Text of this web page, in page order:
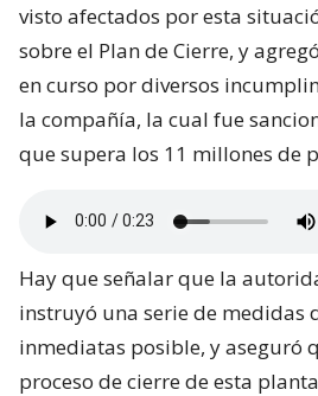
visto afectados por esta
sobre el Plan de Cierre, y
en curso por diversos
la compañía, la cual fue
que supera los 11 millones de
Hay que señalar que la
instruyó una serie de medidas
inmediatas posible, y aseguró
proceso de cierre de esta